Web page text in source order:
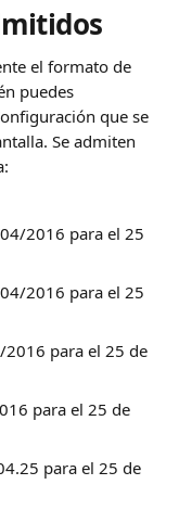
el formato de
puedes
que se
Se admiten
2016 para el 25
2016 para el 25
para el 25 de
para el 25 de
para el 25 de